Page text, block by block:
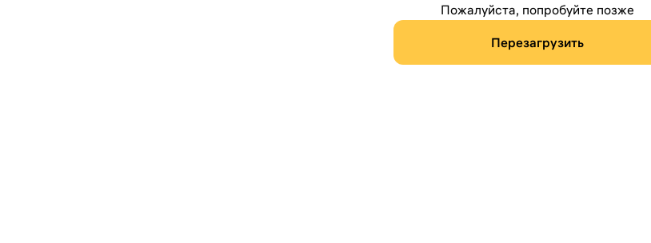
Пожалуйста, попробуйте позже
Перезагрузить